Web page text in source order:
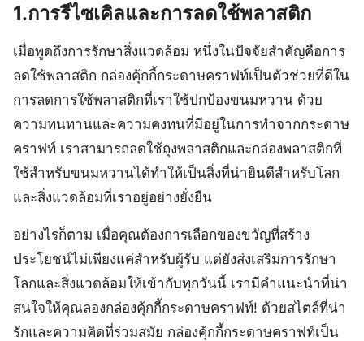
1.การรีไซเคิลและการลดใช้พลาสติก
เมื่อพูดถึงการรักษาสิ่งแวดล้อม หนึ่งในปัจจัยสำคัญคือการ
ลดใช้พลาสติก กล่องคุ้กกี้กระดาษคราฟท์เป็นตัวช่วยที่ดีใน
การลดการใช้พลาสติกที่เราใช้ปกป้องขนมหวาน ด้วย
ความทนทานและความคงทนที่มีอยู่ในการทำจากกระดาษ
คราฟท์ เราสามารถลดใช้ถุงพลาสติกและกล่องพลาสติกที่
ใช้สำหรับขนมหวานได้ทำให้เป็นสิ่งที่น่ายินดีสำหรับโลก
และสิ่งแวดล้อมที่เราอยู่อย่างยั่งยืน
อย่างไรก็ตาม เมื่อคุณต้องการเลือกของขวัญที่สร้าง
ประโยชน์ไม่เพียงแค่สำหรับผู้รับ แต่ยังส่งเสริมการรักษา
โลกและสิ่งแวดล้อมให้เข้ากับทุกวันนี้ เรามีคำแนะนำที่น่า
สนใจให้คุณลองกล่องคุ้กกี้กระดาษคราฟท์! ด้วยสไตล์ที่น่า
รักและความคิดที่ร่วมสมัย กล่องคุ้กกี้กระดาษคราฟท์เป็น